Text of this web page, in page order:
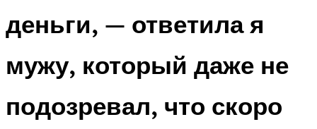
деньги, — ответила я
мужу, который даже не
подозревал, что скоро